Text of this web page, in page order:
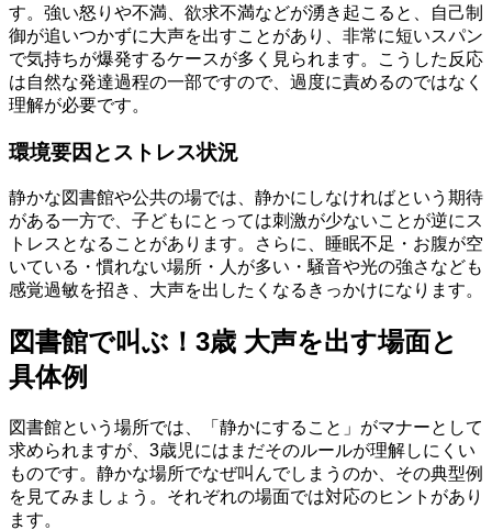
す。強い怒りや不満、欲求不満などが湧き起こると、自己制
御が追いつかずに大声を出すことがあり、非常に短いスパン
で気持ちが爆発するケースが多く見られます。こうした反応
は自然な発達過程の一部ですので、過度に責めるのではなく
理解が必要です。
環境要因とストレス状況
静かな図書館や公共の場では、静かにしなければという期待
がある一方で、子どもにとっては刺激が少ないことが逆にス
トレスとなることがあります。さらに、睡眠不足・お腹が空
いている・慣れない場所・人が多い・騒音や光の強さなども
感覚過敏を招き、大声を出したくなるきっかけになります。
図書館で叫ぶ！3歳 大声を出す場面と
具体例
図書館という場所では、「静かにすること」がマナーとして
求められますが、3歳児にはまだそのルールが理解しにくい
ものです。静かな場所でなぜ叫んでしまうのか、その典型例
を見てみましょう。それぞれの場面では対応のヒントがあり
ます。